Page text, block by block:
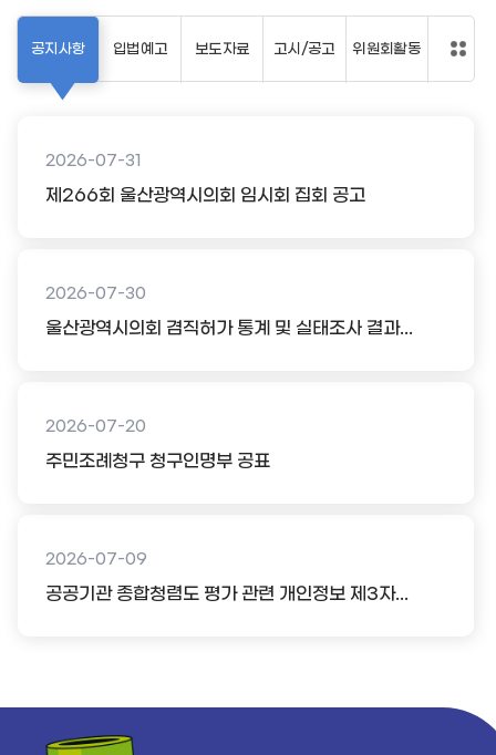
공지사항
2026-07-31
제266회 울산광역시의회 임시회 집회 공고
2026-07-30
울산광역시의회 겸직허가 통계 및 실태조사 결과...
2026-07-20
주민조례청구 청구인명부 공표
2026-07-09
공공기관 종합청렴도 평가 관련 개인정보 제3자...
입법예고 보도자료 고시/공고 위원회활동